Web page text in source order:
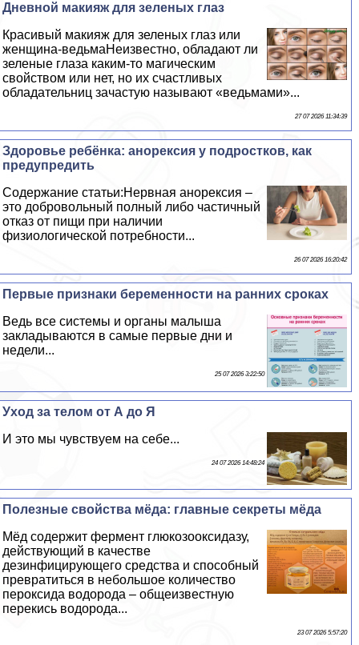
Дневной макияж для зеленых глаз
Красивый макияж для зеленых глаз или
женщина-ведьмаНеизвестно, обладают ли
зеленые глаза каким-то магическим
свойством или нет, но их счастливых
обладательниц зачастую называют «ведьмами»...
27 07 2026 11:34:39
Здоровье ребёнка: анорексия у подростков, как
предупредить
Содержание статьи:Нервная анорексия –
это добровольный полный либо частичный
отказ от пищи при наличии
физиологической потребности...
26 07 2026 16:20:42
Первые признаки беременности на ранних сроках
Ведь все системы и органы малыша
закладываются в самые первые дни и
недели...
25 07 2026 3:22:50
Уход за телом от А до Я
И это мы чувствуем на себе...
24 07 2026 14:48:24
Полезные свойства мёда: главные секреты мёда
Мёд содержит фермент глюкозооксидазу,
действующий в качестве
дезинфицирующего средства и способный
превратиться в небольшое количество
пероксида водорода – общеизвестную
перекись водорода...
23 07 2026 5:57:20